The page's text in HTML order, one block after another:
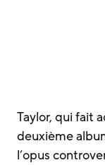
Taylor, qui fait
deuxième
l’opus